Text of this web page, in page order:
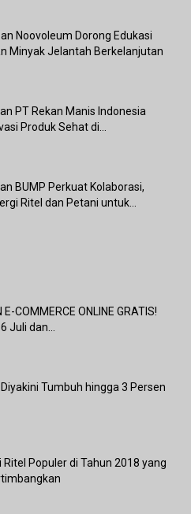
Noovoleum Dorong Edukasi
Minyak Jelantah Berkelanjutan
PT Rekan Manis Indonesia
Produk Sehat di...
BUMP Perkuat Kolaborasi,
Ritel dan Petani untuk...
E-COMMERCE ONLINE GRATIS!
Juli dan...
Tumbuh hingga 3 Persen
Ritel Populer di Tahun 2018 yang